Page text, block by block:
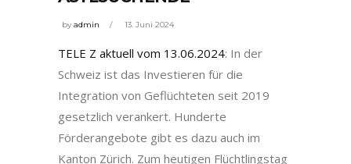
byadmin 13. Juni 2024
TELE Z aktuell vom 13.06.2024: In der
Schweiz ist das Investieren für die
Integration von Geflüchteten seit 2019
gesetzlich verankert. Hunderte
Förderangebote gibt es dazu auch im
Kanton Zürich. Zum heutigen Flüchtlingstag